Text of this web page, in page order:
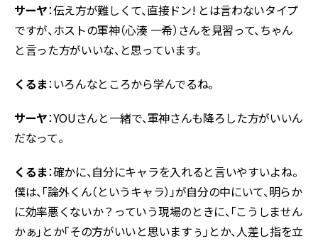
サーヤ：伝え方が難しくて、直接ドン! とは言わないタイプ
ですが、ホストの軍神（心湊 一希）さんを見習って、ちゃん
と言った方がいいな、と思っています。
くるま：いろんなところから学んでるね。
サーヤ：YOUさんと一緒で、軍神さんも降ろした方がいいん
だなって。
くるま：確かに、自分にキャラを入れると言いやすいよね。
僕は、「論外くん（というキャラ）」が自分の中にいて、明らか
に効率悪くないか？っていう現場のときに、「こうしません
かぁ」とか「その方がいいと思いますぅ」とか、人差し指を立